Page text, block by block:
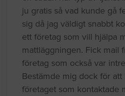
ju gratis så vad kunde gå
sig då jag väldigt snabbt
ett företag som vill hjälpa
mattläggningen. Fick mail
företag som också var
Bestämde mig dock för att
företaget som kontaktade